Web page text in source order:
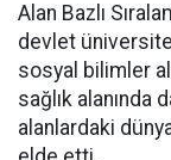
Alan Bazlı
devlet
sosyal bilimler
sağlık alanında
alanlardaki